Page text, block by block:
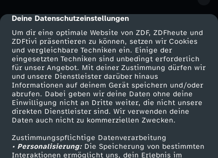
cmp-dialog-description
Deine Datenschutzeinstellungen
Um dir eine optimale Website von ZDF, ZDFheute und
ZDFtivi präsentieren zu können, setzen wir Cookies
und vergleichbare Techniken ein. Einige der
eingesetzten Techniken sind unbedingt erforderlich
für unser Angebot. Mit deiner Zustimmung dürfen wir
und unsere Dienstleister darüber hinaus
Informationen auf deinem Gerät speichern und/oder
abrufen. Dabei geben wir deine Daten ohne deine
Einwilligung nicht an Dritte weiter, die nicht unsere
direkten Dienstleister sind. Wir verwenden deine
Daten auch nicht zu kommerziellen Zwecken.
Zustimmungspflichtige Datenverarbeitung
• Personalisierung:Die Speicherung von bestimmten
Interaktionen ermöglicht uns, dein Erlebnis im
e
n
-
V
o
r
Mehr ZDF
ZDF-Apps
Smart TV
ZDFtext
Livestreams
Sendungen A-Z
Service
ZDFmitreden
Kontakt zum ZDF
Tickets
Zuschauerservice
Hilfe